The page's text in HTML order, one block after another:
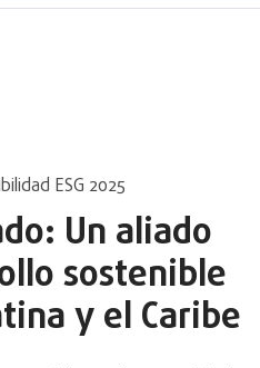
ESG 2025
Un aliado
sostenible
y el Caribe